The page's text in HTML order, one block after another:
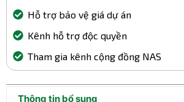
Hỗ trợ bảo vệ giá dự án
Kênh hỗ trợ độc quyền
Tham gia kênh cộng đồng NAS
Thông tin bổ sung